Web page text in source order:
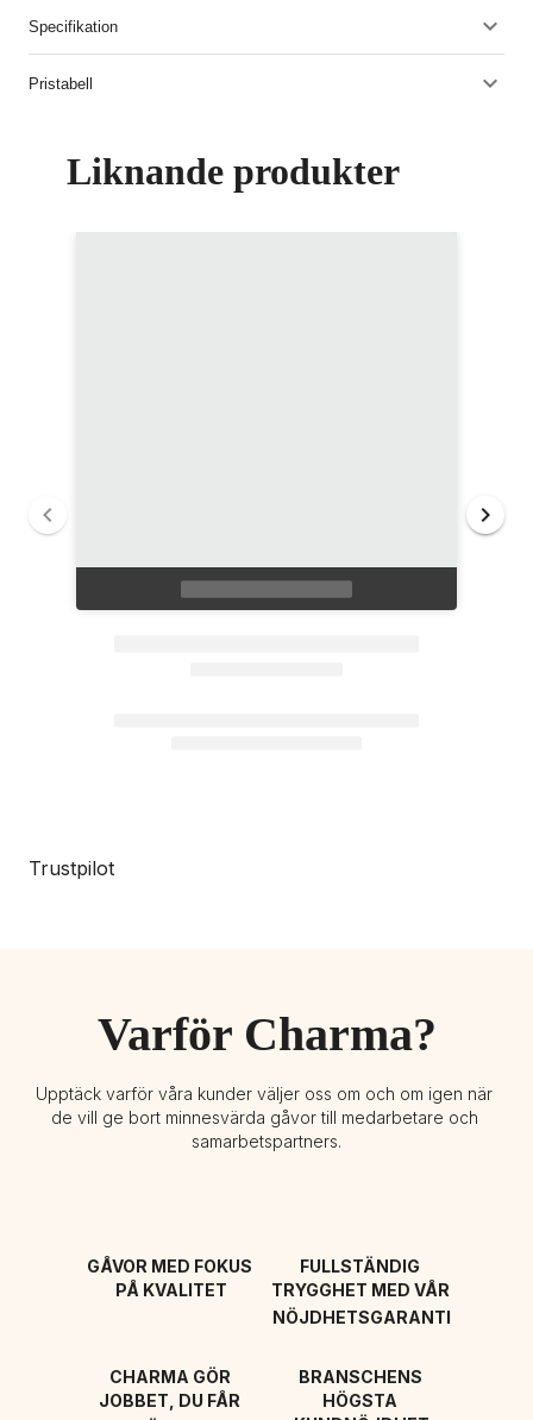
Specifikation
Pristabell
Liknande produkter
Trustpilot
Varför Charma?
Upptäck varför våra kunder väljer oss om och om igen när
de vill ge bort minnesvärda gåvor till medarbetare och
samarbetspartners.
GÅVOR MED FOKUS
PÅ KVALITET
FULLSTÄNDIG
TRYGGHET MED VÅR
NÖJDHETSGARANTI
CHARMA GÖR
JOBBET, DU FÅR
BRANSCHENS
HÖGSTA